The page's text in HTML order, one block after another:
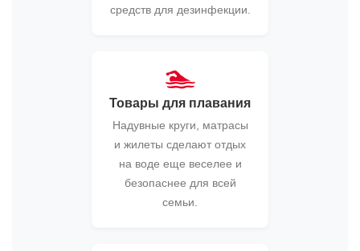
средств для дезинфекции.
🏊
Товары для плавания
Надувные круги, матрасы
и жилеты сделают отдых
на воде еще веселее и
безопаснее для всей
семьи.